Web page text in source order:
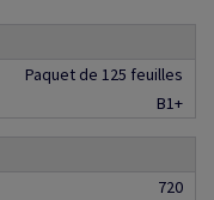
Paquet de 125 feuilles
B1+
720